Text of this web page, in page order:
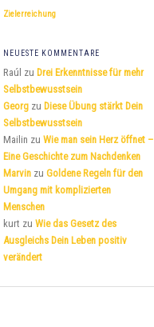
Zielerreichung
NEUESTE KOMMENTARE
Raúl zu Drei Erkenntnisse für mehr
Selbstbewusstsein
Georg zu Diese Übung stärkt Dein
Selbstbewusstsein
Mailin zu Wie man sein Herz öffnet –
Eine Geschichte zum Nachdenken
Marvin zu Goldene Regeln für den
Umgang mit komplizierten
Menschen
kurt zu Wie das Gesetz des
Ausgleichs Dein Leben positiv
verändert